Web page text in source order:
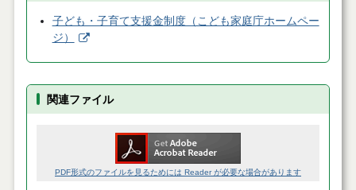
子ども・子育て支援金制度（こども家庭庁ホームペー
ジ）
関連ファイル
PDF形式のファイルを見るためには Reader が必要な場合があります